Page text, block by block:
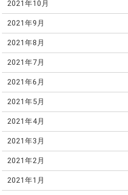
2021年10月
2021年9月
2021年8月
2021年7月
2021年6月
2021年5月
2021年4月
2021年3月
2021年2月
2021年1月